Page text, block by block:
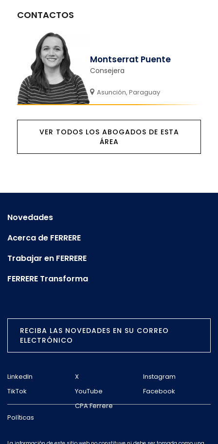
CONTACTOS
Montserrat Puente
Consejera
Asunción, Paraguay
VER TODOS LOS ABOGADOS DE ESTA
ÁREA
Novedades
Acerca de FERRERE
Trabajar en FERRERE
FERRERE Transforma
RECIBA LAS NOVEDADES EN SU CORREO
ELECTRÓNICO
LinkedIn X
Instagram
TikTok
YouTube Facebook
Políticas
CPA Ferrere